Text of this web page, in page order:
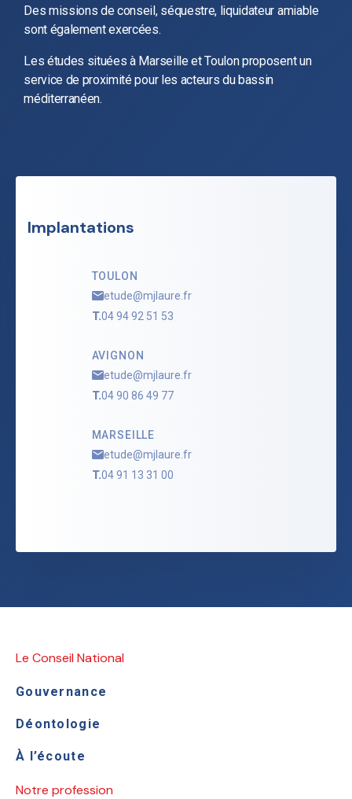
Des missions de conseil, séquestre, liquidateur amiable
sont également exercées.
Les études situées à Marseille et Toulon proposent un
service de proximité pour les acteurs du bassin
méditerranéen.
Implantations
TOULON
etude@mjlaure.fr
T.04 94 92 51 53
AVIGNON
etude@mjlaure.fr
T.04 90 86 49 77
MARSEILLE
etude@mjlaure.fr
T.04 91 13 31 00
Le Conseil National
Gouvernance
Déontologie
À l’écoute
Notre profession